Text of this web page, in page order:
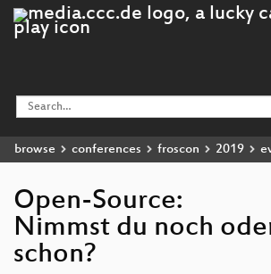
browse conferences froscon 2019
Open-Source:
Nimmst du noch
schon?